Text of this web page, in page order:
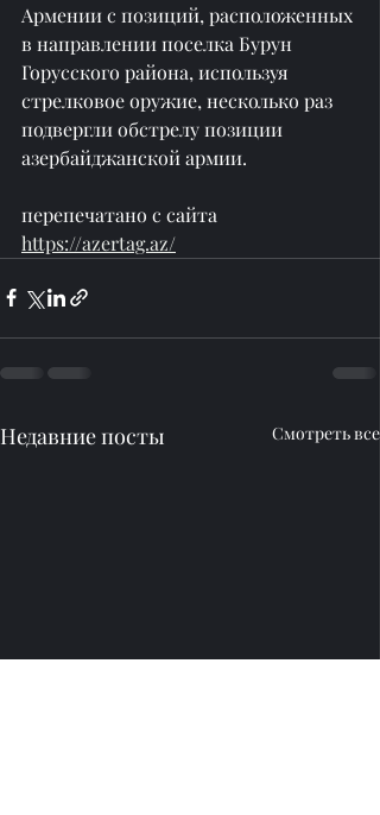
Армении с позиций, расположенных
в направлении поселка Бурун
Горусского района, используя
стрелковое оружие, несколько раз
подвергли обстрелу позиции
азербайджанской армии.
перепечатано с сайта
https://azertag.az/
Недавние посты Смотреть все